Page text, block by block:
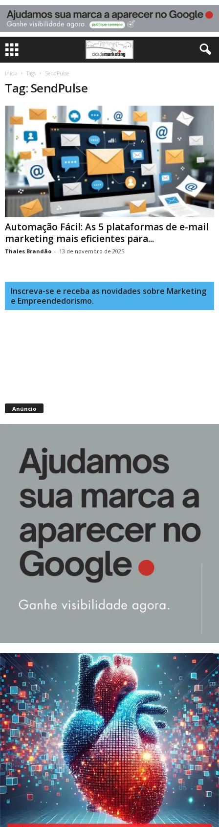
Início Tags SendPulse
Tag: SendPulse
Automação Fácil: As 5 plataformas de e-mail
marketing mais eficientes para...
Thales Brandão - 13 de novembro de 2025
Inscreva-se e receba as novidades sobre Marketing
e Empreendedorismo.
Anúncio